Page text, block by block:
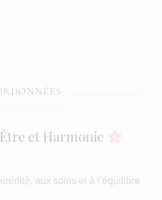
et Harmonie
aux soins et à l’équilibre